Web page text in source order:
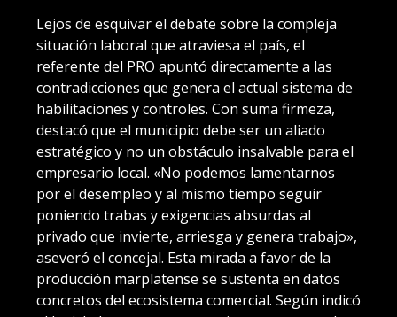
Lejos de esquivar el debate sobre la compleja
situación laboral que atraviesa el país, el
referente del PRO apuntó directamente a las
contradicciones que genera el actual sistema de
habilitaciones y controles. Con suma firmeza,
destacó que el municipio debe ser un aliado
estratégico y no un obstáculo insalvable para el
empresario local. «No podemos lamentarnos
por el desempleo y al mismo tiempo seguir
poniendo trabas y exigencias absurdas al
privado que invierte, arriesga y genera trabajo»,
aseveró el concejal. Esta mirada a favor de la
producción marplatense se sustenta en datos
concretos del ecosistema comercial. Según indicó